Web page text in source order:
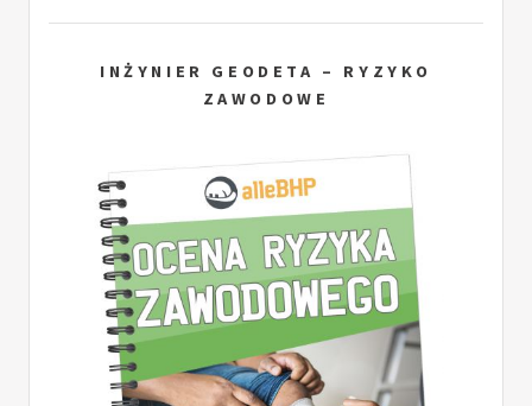
INŻYNIER GEODETA – RYZYKO
ZAWODOWE